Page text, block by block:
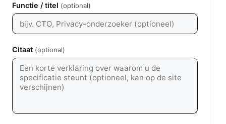
Functie / titel (optional)
Citaat (optional)